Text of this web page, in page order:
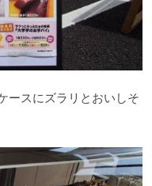
ースにズラリとおいしそ